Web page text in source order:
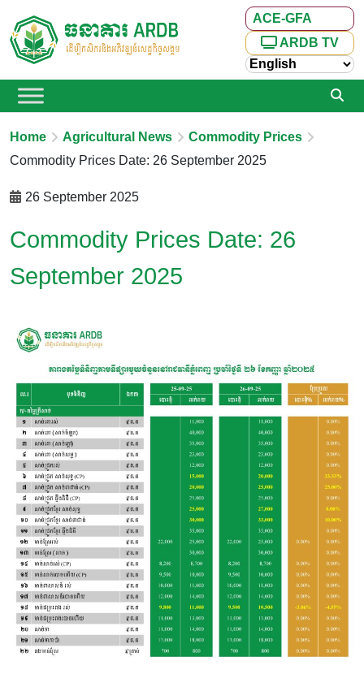
ACE-GFA
ARDB TV
Home Agricultural News
Commodity Prices
Commodity Prices Date: 26 September 2025
26 September 2025
Commodity Prices Date: 26
September 2025